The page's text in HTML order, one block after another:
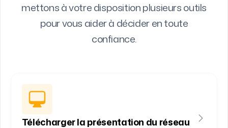
mettons à votre disposition plusieurs outils
pour vous aider à décider en toute
confiance.
Télécharger la présentation du réseau